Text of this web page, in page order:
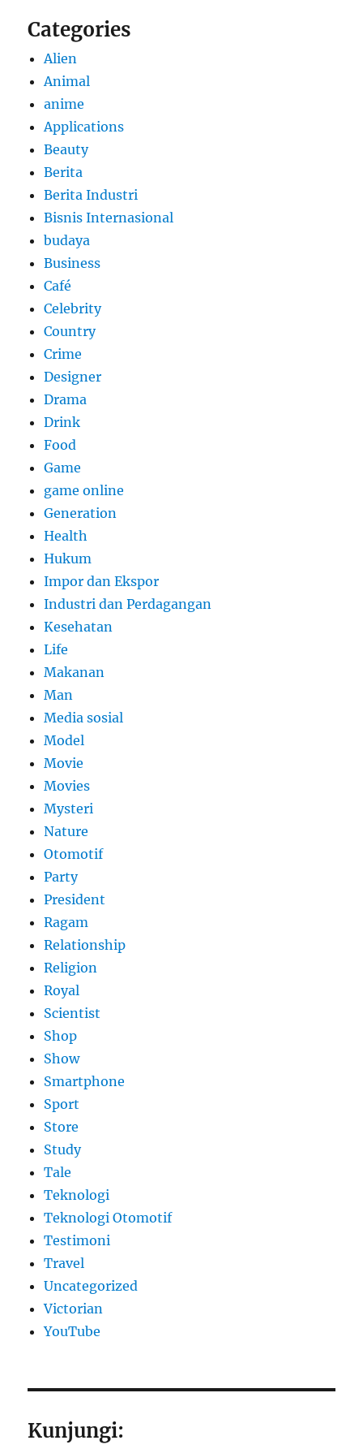
Categories
Alien
Animal
anime
Applications
Beauty
Berita
Berita Industri
Bisnis Internasional
budaya
Business
Café
Celebrity
Country
Crime
Designer
Drama
Drink
Food
Game
game online
Generation
Health
Hukum
Impor dan Ekspor
Industri dan Perdagangan
Kesehatan
Life
Makanan
Man
Media sosial
Model
Movie
Movies
Mysteri
Nature
Otomotif
Party
President
Ragam
Relationship
Religion
Royal
Scientist
Shop
Show
Smartphone
Sport
Store
Study
Tale
Teknologi
Teknologi Otomotif
Testimoni
Travel
Uncategorized
Victorian
YouTube
Kunjungi: